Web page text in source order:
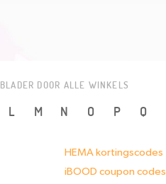
BLADER DOOR ALLE WINKELS
L M N O P Q
HEMA kortingscodes
iBOOD coupon codes